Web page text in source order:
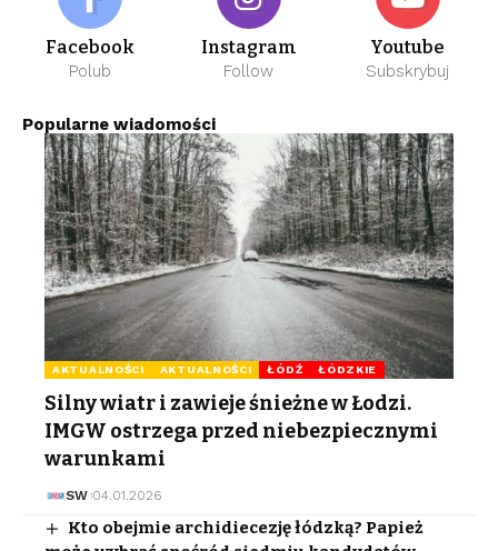
Facebook
Polub
Instagram
Follow
Youtube
Subskrybuj
Popularne wiadomości
AKTUALNOŚCI AKTUALNOŚCI ŁÓDŹ ŁÓDZKIE
Silny wiatr i zawieje śnieżne w Łodzi.
IMGW ostrzega przed niebezpiecznymi
warunkami
SW 04.01.2026
Kto obejmie archidiecezję łódzką? Papież